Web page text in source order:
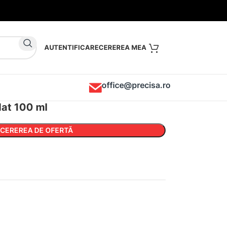
AUTENTIFICARE
office@precisa.ro
100 ml
DE OFERTĂ